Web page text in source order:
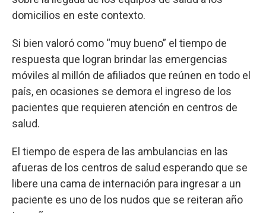
domicilios en este contexto.
Si bien valoró como “muy bueno” el tiempo de
respuesta que logran brindar las emergencias
móviles al millón de afiliados que reúnen en todo el
país, en ocasiones se demora el ingreso de los
pacientes que requieren atención en centros de
salud.
El tiempo de espera de las ambulancias en las
afueras de los centros de salud esperando que se
libere una cama de internación para ingresar a un
paciente es uno de los nudos que se reiteran año